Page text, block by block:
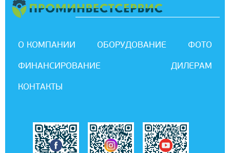
О КОМПАНИИ ОБОРУДОВАНИЕ
ФОТО
ФИНАНСИРОВАНИЕ
ДИЛЕРАМ
КОНТАКТЫ